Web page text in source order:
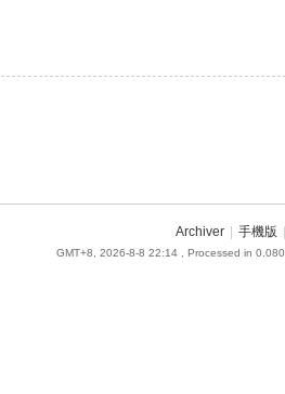
Archiver 手機版
GMT+8, 2026-8-8 22:14 , Processed in